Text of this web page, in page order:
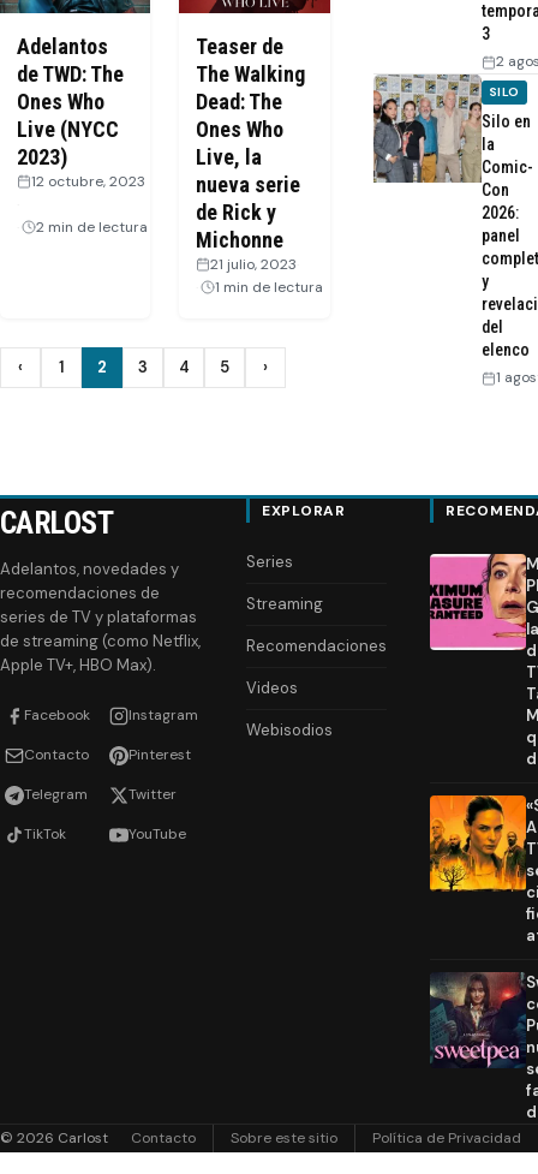
Adelantos
de TWD: The
Ones Who
Live (NYCC
2023)
12 octubre, 2023
2 min de lectura
Teaser de
The Walking
Dead: The
Ones Who
Live, la
nueva serie
de Rick y
Michonne
21 julio, 2023
1 min de lectura
Paginación
‹Anterior
1 2 3 4 5 Siguiente
›
3
2
SILO
Silo en
la
Comic-
Con
2026:
panel
y
del
elenco
1
CARLOST
Adelantos, novedades y
recomendaciones de
series de TV y plataformas
de streaming (como Netflix,
Apple TV+, HBO Max).
Facebook Instagram
Contacto Pinterest
Telegram Twitter
TikTok YouTube
EXPLORAR
Series
Streaming
Recomendaciones
Videos
Webisodios
© 2026 Carlost Contacto Sobre este sitio Política de Privacidad